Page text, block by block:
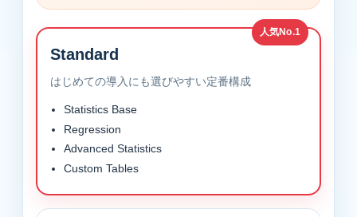
人気No.1
Standard
はじめての導入にも選びやすい定番構成
Statistics Base
Regression
Advanced Statistics
Custom Tables